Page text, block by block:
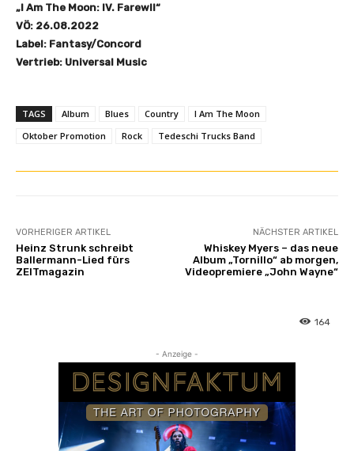
„I Am The Moon: IV. Farewll“
VÖ: 26.08.2022
Label: Fantasy/Concord
Vertrieb: Universal Music
TAGS Album Blues Country
I Am The Moon
Oktober Promotion
Rock Tedeschi Trucks Band
VORHERIGER ARTIKEL
Heinz Strunk schreibt
Ballermann-Lied fürs
ZEITmagazin
NÄCHSTER ARTIKEL
Whiskey Myers – das neue
Album „Tornillo“ ab morgen,
Videopremiere „John Wayne“
164
- Anzeige -